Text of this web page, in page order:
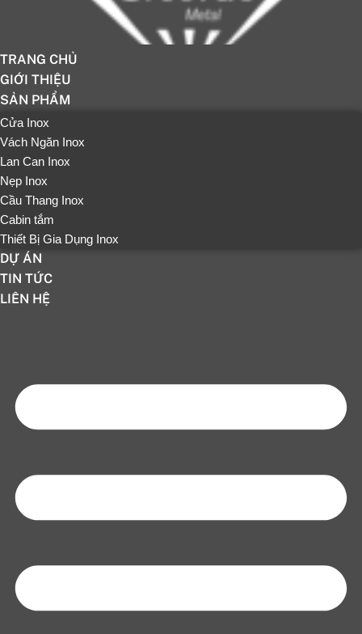
TRANG CHỦ
GIỚI THIỆU
SẢN PHẨM
Cửa Inox
Vách Ngăn Inox
Lan Can Inox
Nẹp Inox
Cầu Thang Inox
Cabin tắm
Thiết Bị Gia Dụng Inox
DỰ ÁN
TIN TỨC
LIÊN HỆ